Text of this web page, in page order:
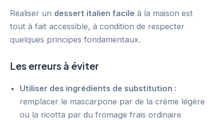
Réaliser un dessert italien facile à la maison est
tout à fait accessible, à condition de respecter
quelques principes fondamentaux.
Les erreurs à éviter
Utiliser des ingrédients de substitution :
remplacer le mascarpone par de la crème légère
ou la ricotta par du fromage frais ordinaire